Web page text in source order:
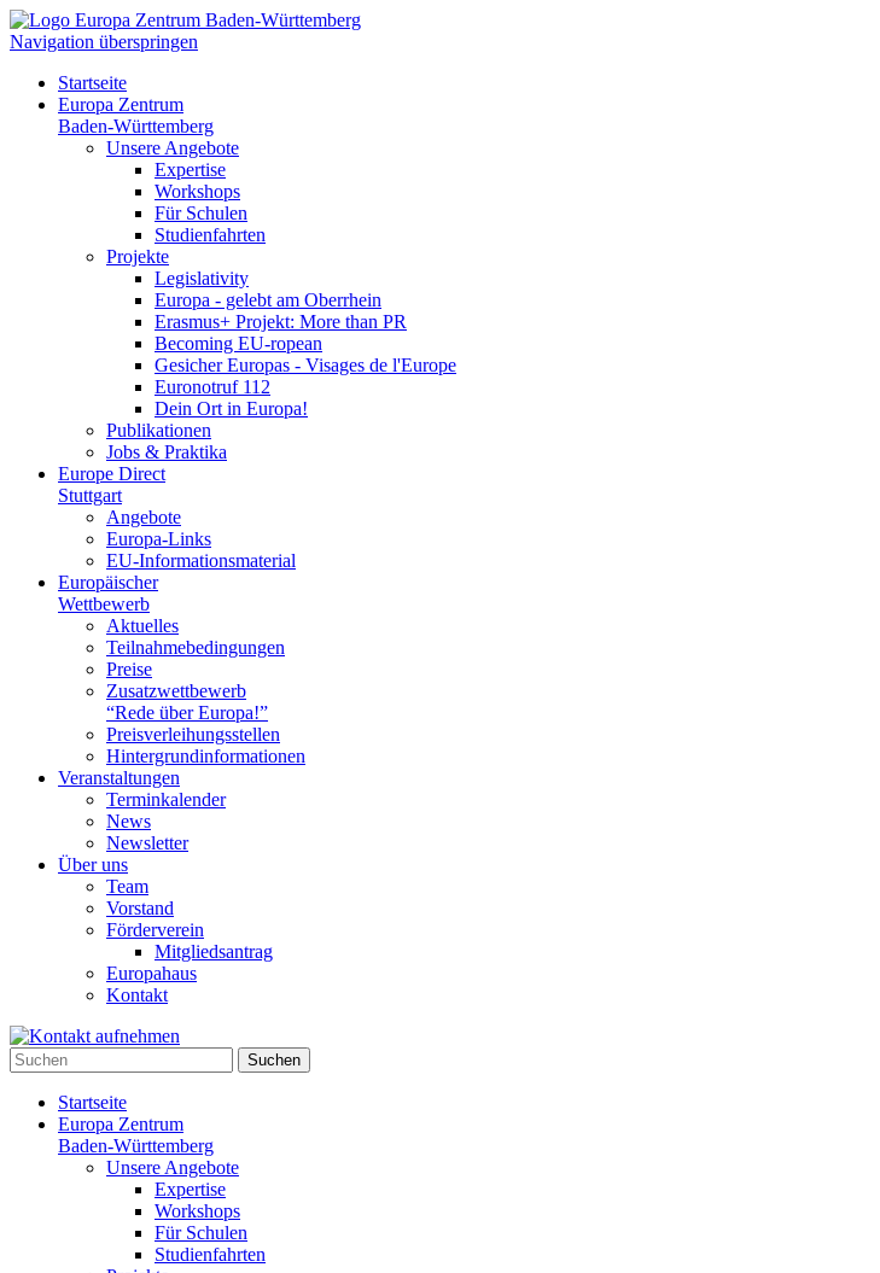
Navigation überspringen
Startseite
Europa Zentrum
Baden-Württemberg
Unsere Angebote
Expertise
Workshops
Für Schulen
Studienfahrten
Projekte
Legislativity
Europa - gelebt am Oberrhein
Erasmus+ Projekt: More than PR
Becoming EU-ropean
Gesicher Europas - Visages de l'Europe
Euronotruf 112
Dein Ort in Europa!
Publikationen
Jobs & Praktika
Europe Direct
Stuttgart
Angebote
Europa-Links
EU-Informationsmaterial
Europäischer
Wettbewerb
Aktuelles
Teilnahme­bedingungen
Preise
Zusatzwettbewerb
“Rede über Europa!”
Preisverleihungsstellen
Hintergrundinformationen
Veranstaltungen
Terminkalender
News
Newsletter
Über uns
Team
Vorstand
Förderverein
Mitgliedsantrag
Europahaus
Kontakt
Suchen
Startseite
Europa Zentrum
Baden-Württemberg
Unsere Angebote
Expertise
Workshops
Für Schulen
Studienfahrten